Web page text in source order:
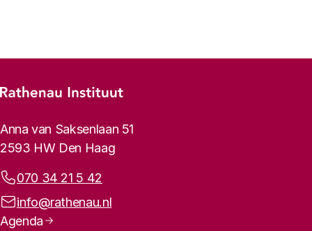
Footer-menu
Rathenau logo, naar de homepage
Contactinformatie
Anna van Saksenlaan 51
2593 HW Den Haag
Telefoonnummer:
070 34 21 5 42
E-mailadres:
info@rathenau.nl
Paginanavigatie
Agenda